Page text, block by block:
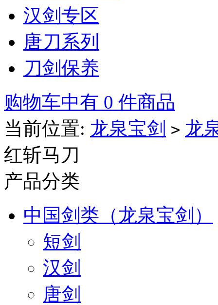
汉剑专区
唐刀系列
刀剑保养
购物车中有 0 件商品
当前位置: 龙泉宝剑 > 龙
红斩马刀
产品分类
中国剑类（龙泉宝剑）
短剑
汉剑
唐剑